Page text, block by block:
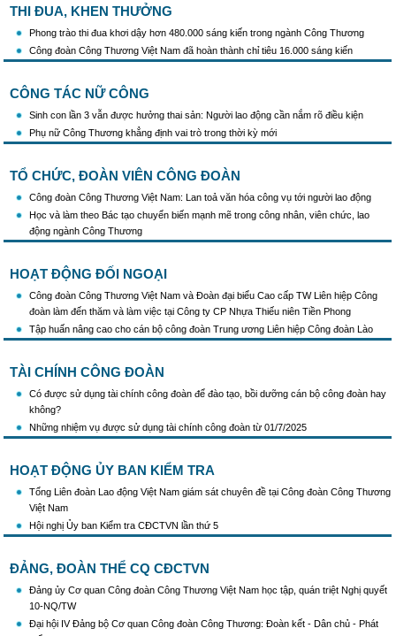
THI ĐUA, KHEN THƯỞNG
Phong trào thi đua khơi dậy hơn 480.000 sáng kiến trong ngành Công Thương
Công đoàn Công Thương Việt Nam đã hoàn thành chỉ tiêu 16.000 sáng kiến
CÔNG TÁC NỮ CÔNG
Sinh con lần 3 vẫn được hưởng thai sản: Người lao động cần nắm rõ điều kiện
Phụ nữ Công Thương khẳng định vai trò trong thời kỳ mới
TỔ CHỨC, ĐOÀN VIÊN CÔNG ĐOÀN
Công đoàn Công Thương Việt Nam: Lan toả văn hóa công vụ tới người lao động
Học và làm theo Bác tạo chuyển biến mạnh mẽ trong công nhân, viên chức, lao
động ngành Công Thương
HOẠT ĐỘNG ĐỐI NGOẠI
Công đoàn Công Thương Việt Nam và Đoàn đại biểu Cao cấp TW Liên hiệp Công
đoàn làm đến thăm và làm việc tại Công ty CP Nhựa Thiếu niên Tiền Phong
Tập huấn nâng cao cho cán bộ công đoàn Trung ương Liên hiệp Công đoàn Lào
TÀI CHÍNH CÔNG ĐOÀN
Có được sử dụng tài chính công đoàn để đào tạo, bồi dưỡng cán bộ công đoàn hay
không?
Những nhiệm vụ được sử dụng tài chính công đoàn từ 01/7/2025
HOẠT ĐỘNG ỦY BAN KIỂM TRA
Tổng Liên đoàn Lao động Việt Nam giám sát chuyên đề tại Công đoàn Công Thương
Việt Nam
Hội nghị Ủy ban Kiểm tra CĐCTVN lần thứ 5
ĐẢNG, ĐOÀN THỂ CQ CĐCTVN
Đảng ủy Cơ quan Công đoàn Công Thương Việt Nam học tập, quán triệt Nghị quyết
10-NQ/TW
Đại hội IV Đảng bộ Cơ quan Công đoàn Công Thương: Đoàn kết - Dân chủ - Phát